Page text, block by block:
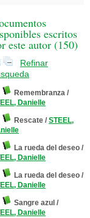
escritos
este autor (150)
Refinar
Remembranza /
Danielle
Rescate / STEEL,
La rueda del deseo /
Danielle
La rueda del deseo /
Danielle
Sangre azul /
Danielle